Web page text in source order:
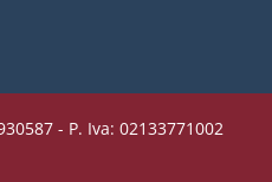
- P. Iva: 02133771002